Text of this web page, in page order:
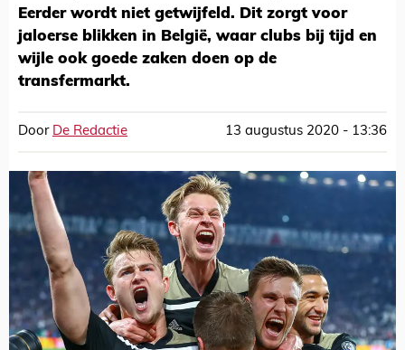
Eerder wordt niet getwijfeld. Dit zorgt voor
jaloerse blikken in België, waar clubs bij tijd en
wijle ook goede zaken doen op de
transfermarkt.
Door De Redactie 13 augustus 2020 - 13:36